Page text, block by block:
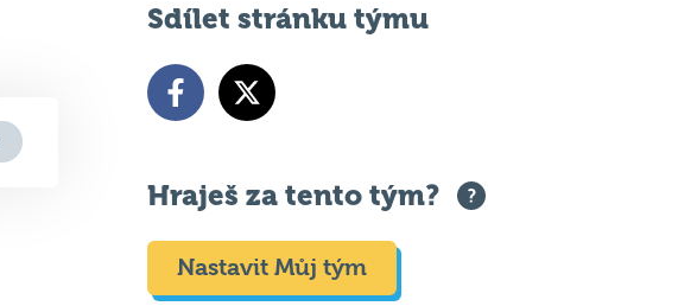
Sdílet stránku týmu
Hraješ za tento tým?
Nastavit Můj tým